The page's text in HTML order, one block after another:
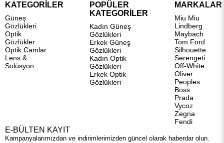
KATEGORİLER
Güneş
Gözlükleri
Optik
Gözlükler
Optik Camlar
Lens &
Solüsyon
POPÜLER
KATEGORİLER
Kadın Güneş
Gözlükleri
Erkek Güneş
Gözlükleri
Kadın Optik
Gözlükleri
Erkek Optik
Gözlükleri
MARKALAR
Miu Miu
Lindberg
Maybach
Tom Ford
Silhouette
Serengeti
Off-White
Oliver
Peoples
Boss
Prada
Vycoz
Zegna
Fendi
E-BÜLTEN KAYIT
Kampanyalarımızdan ve indirimlerimizden güncel olarak haberdar olun.